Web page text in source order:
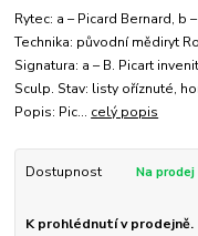
Rytec: a – Picard Bernard, b
Technika: původní mědiryt
Signatura: a – B. Picart
Sculp. Stav: listy oříznuté,
Popis: Pic... celý popis
Dostupnost
K prohlédnutí v prodejně.